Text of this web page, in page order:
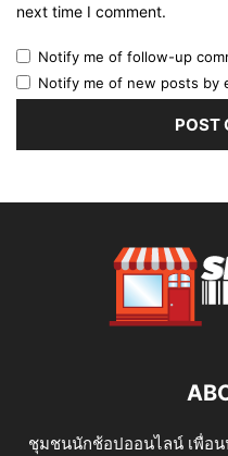
next time I comment.
Notify me of follow-up
Notify me of new posts by
ชุมชนนักช้อปออนไลน์ เพื่อ